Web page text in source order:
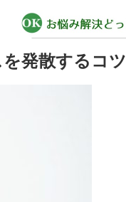
発散するコツ